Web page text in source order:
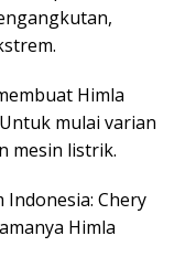
Himla
mulai varian
mesin listrik.
Indonesia: Chery
Himla